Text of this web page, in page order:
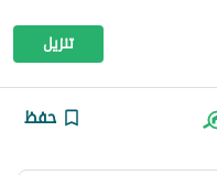
تنزيل
حفظ